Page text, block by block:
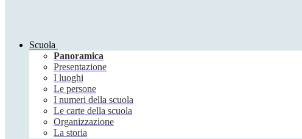
Scuola
Panoramica
Presentazione
I luoghi
Le persone
I numeri della scuola
Le carte della scuola
Organizzazione
La storia